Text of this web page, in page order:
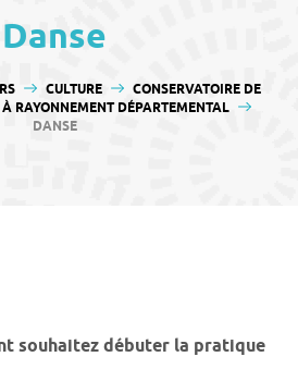
Danse
CULTURE
CONSERVATOIRE DE
RAYONNEMENT DÉPARTEMENTAL
DANSE
souhaitez débuter la pratique